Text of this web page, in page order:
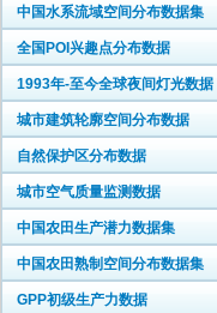
中国水系流域空间分布数据集
全国POI兴趣点分布数据
1993年-至今全球夜间灯光数据
城市建筑轮廓空间分布数据
自然保护区分布数据
城市空气质量监测数据
中国农田生产潜力数据集
中国农田熟制空间分布数据集
GPP初级生产力数据